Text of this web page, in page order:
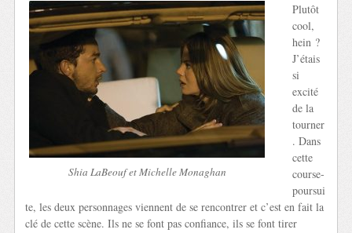
Shia LaBeouf et Michelle Monaghan
Plutôt
cool,
hein ?
J’étais
si
excité
de la
tourner
. Dans
cette
course-
poursui
te, les deux personnages viennent de se rencontrer et c’est en fait la
clé de cette scène. Ils ne se font pas confiance, ils se font tirer